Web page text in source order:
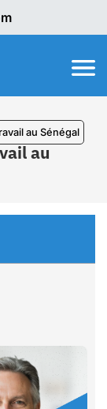
au Sénégal
au